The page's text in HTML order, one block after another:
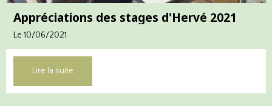
Appréciations des stages d'Hervé 2021
Le 10/06/2021
Lire la suite